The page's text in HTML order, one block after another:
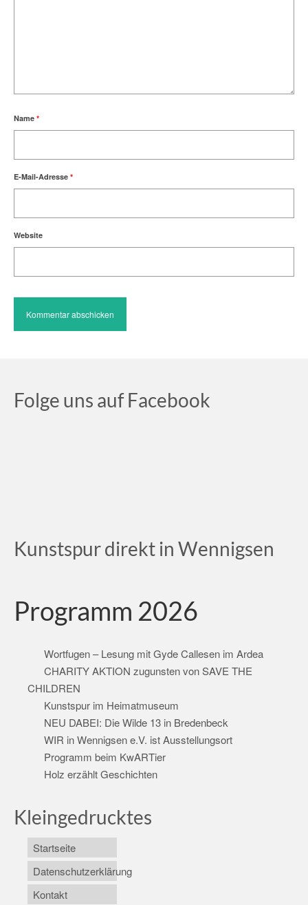
Name *
E-Mail-Adresse *
Website
Folge uns auf Facebook
Kunstspur direkt in Wennigsen
Programm 2026
Wortfugen – Lesung mit Gyde Callesen im Ardea
CHARITY AKTION zugunsten von SAVE THE
CHILDREN
Kunstspur im Heimatmuseum
NEU DABEI: Die Wilde 13 in Bredenbeck
WIR in Wennigsen e.V. ist Ausstellungsort
Programm beim KwARTier
Holz erzählt Geschichten
Kleingedrucktes
Startseite
Datenschutzerklärung
Kontakt